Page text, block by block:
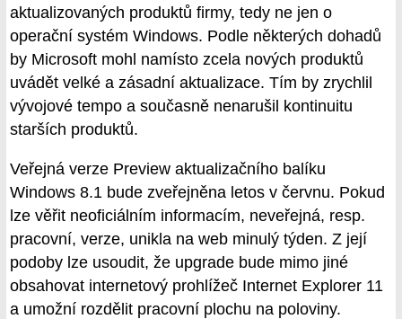
aktualizovaných produktů firmy, tedy ne jen o
operační systém Windows. Podle některých dohadů
by Microsoft mohl namísto zcela nových produktů
uvádět velké a zásadní aktualizace. Tím by zrychlil
vývojové tempo a současně nenarušil kontinuitu
starších produktů.
Veřejná verze Preview aktualizačního balíku
Windows 8.1 bude zveřejněna letos v červnu. Pokud
lze věřit neoficiálním informacím, neveřejná, resp.
pracovní, verze, unikla na web minulý týden. Z její
podoby lze usoudit, že upgrade bude mimo jiné
obsahovat internetový prohlížeč Internet Explorer 11
a umožní rozdělit pracovní plochu na poloviny.